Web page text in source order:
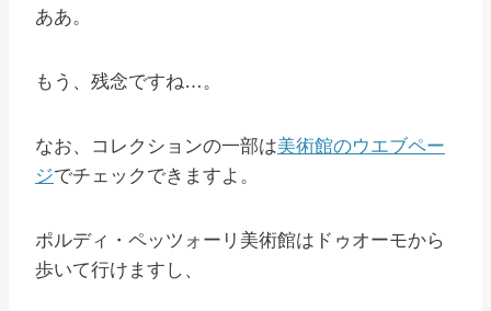
ああ。
もう、残念ですね…。
なお、コレクションの一部は美術館のウエブペー
ジでチェックできますよ。
ポルディ・ペッツォーリ美術館はドゥオーモから
歩いて行けますし、